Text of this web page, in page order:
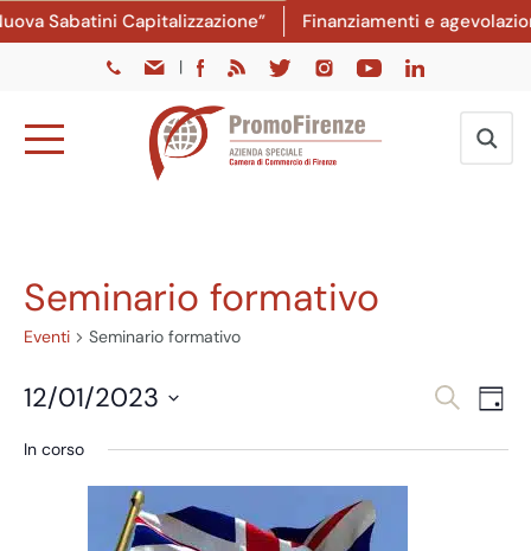
Sabatini Capitalizzazione” Finanziamenti e
|
Seminario formativo
Eventi Seminario formativo
Eventi
Cerca
12/01/2023
la
In corso